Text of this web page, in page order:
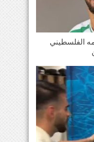
الفلسطيني